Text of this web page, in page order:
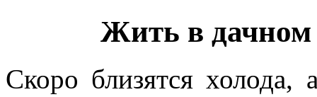
Жить в дачном
Скоро близятся холода,